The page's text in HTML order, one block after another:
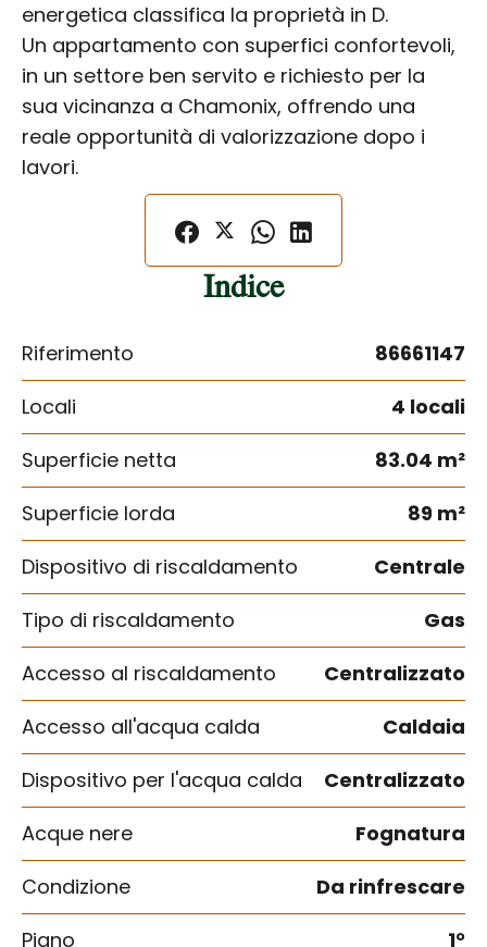
energetica classifica la proprietà in D.
Un appartamento con superfici confortevoli,
in un settore ben servito e richiesto per la
sua vicinanza a Chamonix, offrendo una
reale opportunità di valorizzazione dopo i
lavori.
Indice
Riferimento
86661147
Locali
4 locali
Superficie netta
83.04 m²
Superficie lorda
89 m²
Dispositivo di riscaldamento
Centrale
Tipo di riscaldamento
Gas
Accesso al riscaldamento
Centralizzato
Accesso all'acqua calda
Caldaia
Dispositivo per l'acqua calda
Centralizzato
Acque nere
Fognatura
Condizione
Da rinfrescare
Piano
1°